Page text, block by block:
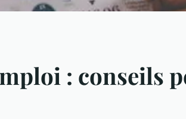
: conseils